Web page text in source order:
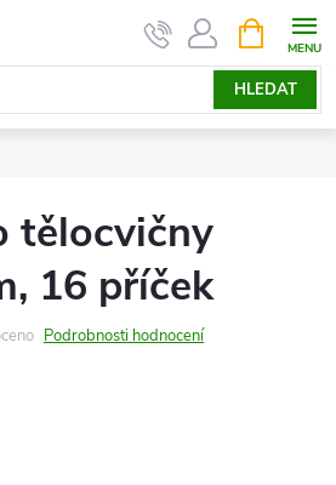
HLEDAT
NÁKUPNÍ
KOŠÍK
tělocvičny
16 příček
Podrobnosti hodnocení